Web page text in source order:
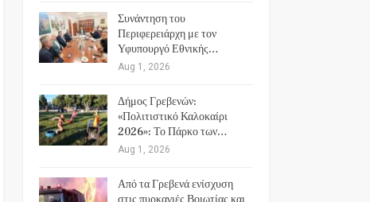
Συνάντηση του
Περιφερειάρχη με τον
Υφυπουργό Εθνικής…
Aug 1, 2026
Δήμος Γρεβενών:
«Πολιτιστικό Καλοκαίρι
2026»: Το Πάρκο των…
Aug 1, 2026
Από τα Γρεβενά ενίσχυση